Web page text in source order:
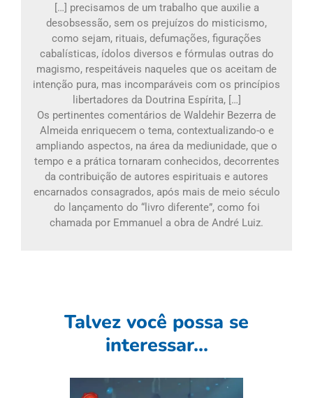
[…] precisamos de um trabalho que auxilie a
desobsessão, sem os prejuízos do misticismo,
como sejam, rituais, defumações, figurações
cabalísticas, ídolos diversos e fórmulas outras do
magismo, respeitáveis naqueles que os aceitam de
intenção pura, mas incomparáveis com os princípios
libertadores da Doutrina Espírita, […]
Os pertinentes comentários de Waldehir Bezerra de
Almeida enriquecem o tema, contextualizando-o e
ampliando aspectos, na área da mediunidade, que o
tempo e a prática tornaram conhecidos, decorrentes
da contribuição de autores espirituais e autores
encarnados consagrados, após mais de meio século
do lançamento do “livro diferente”, como foi
chamada por Emmanuel a obra de André Luiz.
Talvez você possa se
interessar...